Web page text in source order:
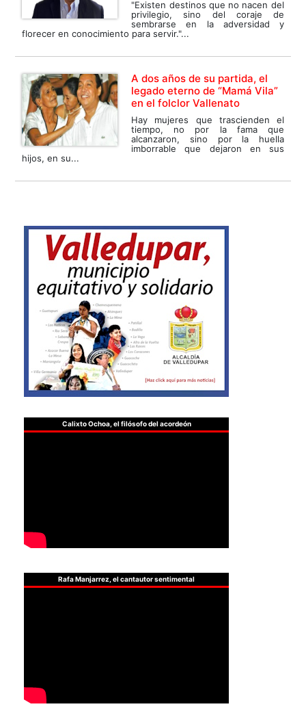
"Existen destinos que no nacen del
privilegio, sino del coraje de
sembrarse en la adversidad y
florecer en conocimiento para servir."...
A dos años de su partida, el
legado eterno de “Mamá Vila”
en el folclor Vallenato
Hay mujeres que trascienden el
tiempo, no por la fama que
alcanzaron, sino por la huella
imborrable que dejaron en sus
hijos, en su...
Calixto Ochoa, el filósofo del acordeón
Rafa Manjarrez, el cantautor sentimental